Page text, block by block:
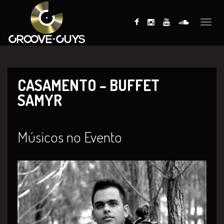
Toggle
CASAMENTO – BUFFET
SAMYR
Músicos no Evento